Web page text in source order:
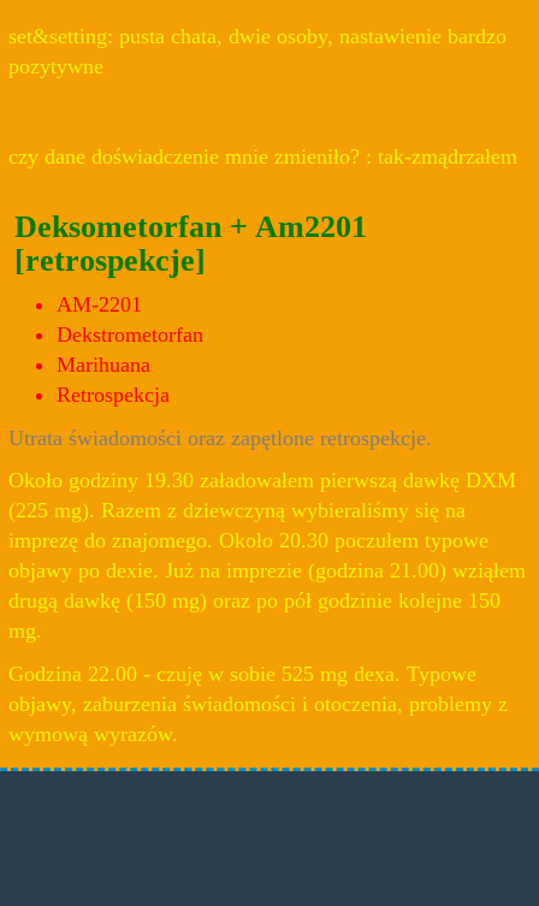
set&setting: pusta chata, dwie osoby, nastawienie bardzo
pozytywne
czy dane doświadczenie mnie zmieniło? : tak-zmądrzałem
Deksometorfan + Am2201
[retrospekcje]
AM-2201
Dekstrometorfan
Marihuana
Retrospekcja
Utrata świadomości oraz zapętlone retrospekcje.
Około godziny 19.30 załadowałem pierwszą dawkę DXM
(225 mg). Razem z dziewczyną wybieraliśmy się na
imprezę do znajomego. Około 20.30 poczułem typowe
objawy po dexie. Już na imprezie (godzina 21.00) wziąłem
drugą dawkę (150 mg) oraz po pół godzinie kolejne 150
mg.
Godzina 22.00 - czuję w sobie 525 mg dexa. Typowe
objawy, zaburzenia świadomości i otoczenia, problemy z
wymową wyrazów.